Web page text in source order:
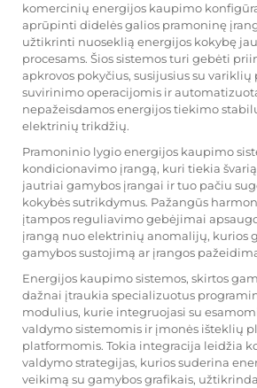
komercinių energijos kaupimo
aprūpinti didelės galios pramoninę
užtikrinti nuoseklią energijos kokybę
procesams. Šios sistemos turi gebėti
apkrovos pokyčius, susijusius su
suvirinimo operacijomis ir
nepažeisdamos energijos tiekimo
elektrinių trikdžių.
Pramoninio lygio energijos kaupimo
kondicionavimo įrangą, kuri tiekia
jautriai gamybos įrangai ir tuo pačiu
kokybės sutrikdymus. Pažangūs
įtampos reguliavimo gebėjimai
įrangą nuo elektrinių anomalijų, kurios
gamybos sustojimą ar įrangos
Energijos kaupimo sistemos, skirtos
dažnai įtraukia specializuotus
modulius, kurie integruojasi su
valdymo sistemomis ir įmonės išteklių
platformomis. Tokia integracija leidžia
valdymo strategijas, kurios suderina
veikimą su gamybos grafikais,